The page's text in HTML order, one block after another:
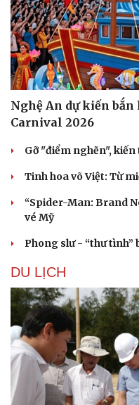
Sân khấu - Điện ảnh
Âm nhạc
Di sản
Nghệ An dự kiến bắn
Carnival 2026
Gỡ "điểm nghẽn",
Tinh hoa võ Việt: Từ
“Spider-Man: Brand
vé Mỹ
Phong slư - “thư tình”
DU LỊCH